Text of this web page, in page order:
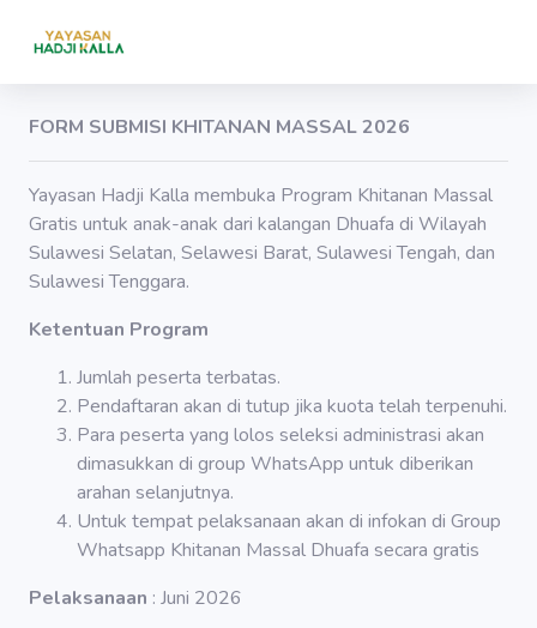
FORM SUBMISI KHITANAN MASSAL 2026
Yayasan Hadji Kalla membuka Program Khitanan Massal
Gratis untuk anak-anak dari kalangan Dhuafa di Wilayah
Sulawesi Selatan, Selawesi Barat, Sulawesi Tengah, dan
Sulawesi Tenggara.
Ketentuan Program
Jumlah peserta terbatas.
Pendaftaran akan di tutup jika kuota telah terpenuhi.
Para peserta yang lolos seleksi administrasi akan
dimasukkan di group WhatsApp untuk diberikan
arahan selanjutnya.
Untuk tempat pelaksanaan akan di infokan di Group
Whatsapp Khitanan Massal Dhuafa secara gratis
Pelaksanaan : Juni 2026